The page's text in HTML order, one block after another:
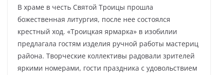
В храме в честь Святой Троицы прошла
божественная литургия, после нее состоялся
крестный ход. «Троицкая ярмарка» в изобилии
предлагала гостям изделия ручной работы мастериц
района. Творческие коллективы радовали зрителей
яркими номерами, гости праздника с удовольствием